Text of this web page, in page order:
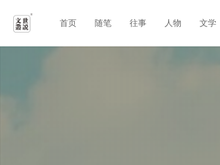
首页 随笔 往事 人物 文学